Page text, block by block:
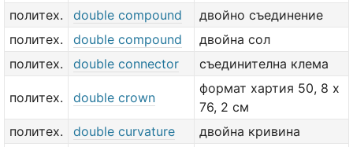
политех.
double compound
двойно съединение
политех.
double compound
двойна сол
политех.
double connector съединителна клема
политех. double crown
формат хартия 50, 8 х
76, 2 см
политех.
double curvature
двойна кривина